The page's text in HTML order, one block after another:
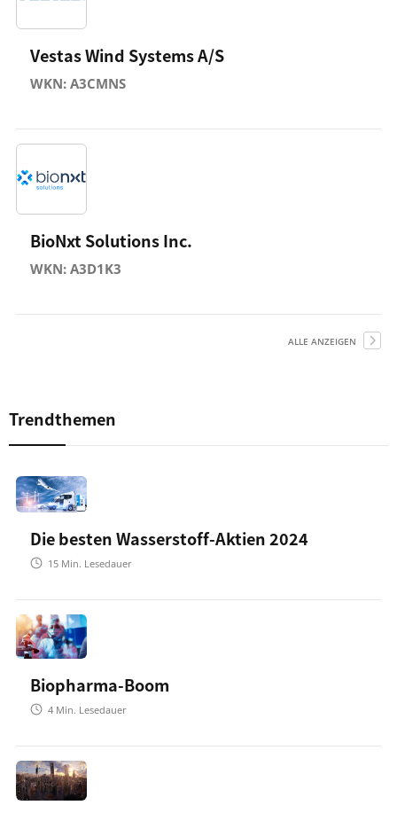
Vestas Wind Systems A/S
WKN: A3CMNS
BioNxt Solutions Inc.
WKN: A3D1K3
ALLE ANZEIGEN
Trendthemen
Die besten Wasserstoff-Aktien 2024
15 Min. Lesedauer
Biopharma-Boom
4 Min. Lesedauer